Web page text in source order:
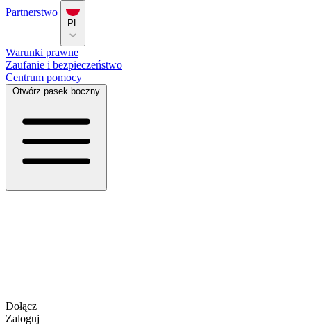
Partnerstwo
PL
Warunki prawne
Zaufanie i bezpieczeństwo
Centrum pomocy
Otwórz pasek boczny
Dołącz
Zaloguj